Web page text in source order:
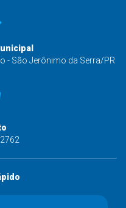
- São Jerônimo da Serra/PR